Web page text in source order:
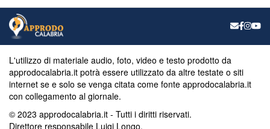
L'utilizzo di materiale audio, foto, video e testo prodotto da
approdocalabria.it potrà essere utilizzato da altre testate o siti
internet se e solo se venga citata come fonte approdocalabria.it
con collegamento al giornale.
© 2023 approdocalabria.it - Tutti i diritti riservati.
Direttore responsabile Luigi Longo.